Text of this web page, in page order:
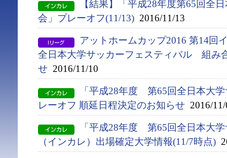
【結果】「平成28年度第65回全
会」プレーオフ(11/13) 2016/11/13
アットホームカップ2016 第14回
全日本大学サッカーフェスティバル 組み
せ 2016/11/10
「平成28年度 第65回全日本大
レーオフ 順延日程決定のお知らせ 2016/
「平成28年度 第65回全日本大
（インカレ）出場確定大学情報(11/7時点)